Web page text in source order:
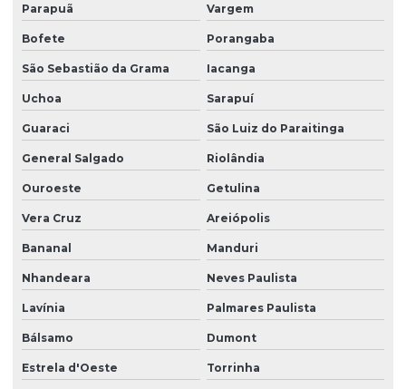
Parapuã Vargem
Bofete Porangaba
São Sebastião da Grama Iacanga
Uchoa Sarapuí
Guaraci São Luiz do Paraitinga
General Salgado Riolândia
Ouroeste Getulina
Vera Cruz Areiópolis
Bananal Manduri
Nhandeara Neves Paulista
Lavínia Palmares Paulista
Bálsamo Dumont
Estrela d'Oeste Torrinha